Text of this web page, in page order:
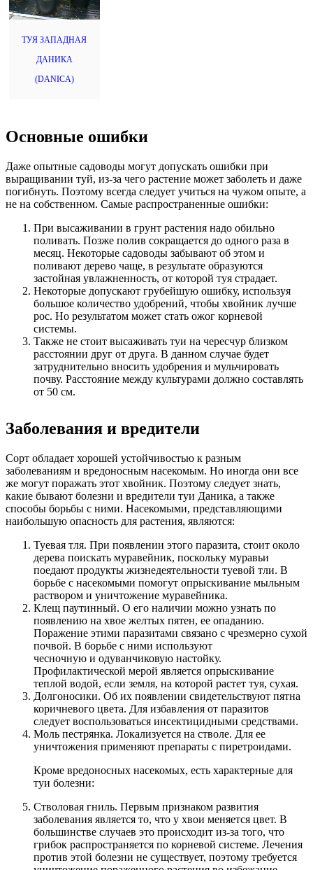
ТУЯ ЗАПАДНАЯ
ДАНИКА
(DANICA)
Основные ошибки
Даже опытные садоводы могут допускать ошибки при
выращивании туй, из-за чего растение может заболеть и даже
погибнуть. Поэтому всегда следует учиться на чужом опыте, а
не на собственном. Самые распространенные ошибки:
При высаживании в грунт растения надо обильно
поливать. Позже полив сокращается до одного раза в
месяц. Некоторые садоводы забывают об этом и
поливают дерево чаще, в результате образуются
застойная увлажненность, от которой туя страдает.
Некоторые допускают грубейшую ошибку, используя
большое количество удобрений, чтобы хвойник лучше
рос. Но результатом может стать ожог корневой
системы.
Также не стоит высаживать туи на чересчур близком
расстоянии друг от друга. В данном случае будет
затруднительно вносить удобрения и мульчировать
почву. Расстояние между культурами должно составлять
от 50 см.
Заболевания и вредители
Сорт обладает хорошей устойчивостью к разным
заболеваниям и вредоносным насекомым. Но иногда они все
же могут поражать этот хвойник. Поэтому следует знать,
какие бывают болезни и вредители туи Даника, а также
способы борьбы с ними. Насекомыми, представляющими
наибольшую опасность для растения, являются:
Туевая тля. При появлении этого паразита, стоит около
дерева поискать муравейник, поскольку муравьи
поедают продукты жизнедеятельности туевой тли. В
борьбе с насекомыми помогут опрыскивание мыльным
раствором и уничтожение муравейника.
Клещ паутинный. О его наличии можно узнать по
появлению на хвое желтых пятен, ее опаданию.
Поражение этими паразитами связано с чрезмерно сухой
почвой. В борьбе с ними используют
чесночную и одуванчиковую настойку.
Профилактической мерой является опрыскивание
теплой водой, если земля, на которой растет туя, сухая.
Долгоносики. Об их появлении свидетельствуют пятна
коричневого цвета. Для избавления от паразитов
следует воспользоваться инсектицидными средствами.
Моль пестрянка. Локализуется на стволе. Для ее
уничтожения применяют препараты с пиретроидами.
Кроме вредоносных насекомых, есть характерные для
туи болезни:
Стволовая гниль. Первым признаком развития
заболевания является то, что у хвои меняется цвет. В
большинстве случаев это происходит из-за того, что
грибок распространяется по корневой системе. Лечения
против этой болезни не существует, поэтому требуется